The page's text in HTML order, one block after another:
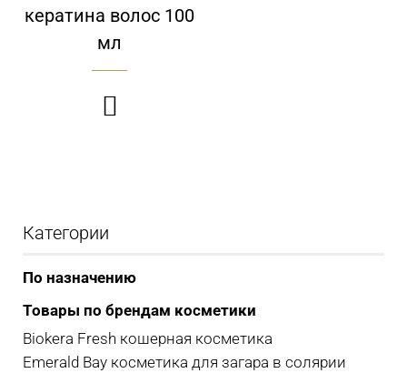
кератина волос 100
мл

Категории
По назначению
Товары по брендам косметики
Biokera Fresh кошерная косметика
Emerald Bay косметика для загара в солярии